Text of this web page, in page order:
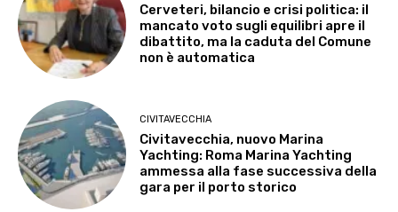
Cerveteri, bilancio e crisi politica: il
mancato voto sugli equilibri apre il
dibattito, ma la caduta del Comune
non è automatica
CIVITAVECCHIA
Civitavecchia, nuovo Marina
Yachting: Roma Marina Yachting
ammessa alla fase successiva della
gara per il porto storico